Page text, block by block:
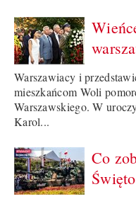
Warszawiacy i
mieszkańcom Woli
Warszawskiego. W
Karol...
Co